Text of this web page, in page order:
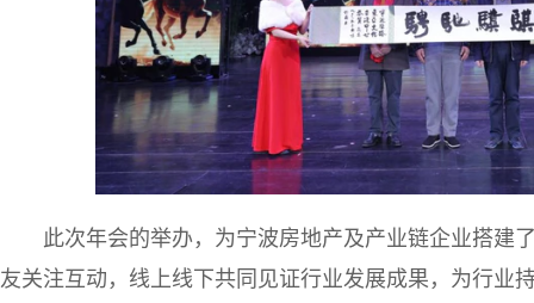
此次年会的举办，为宁波房地产及产业链企业搭建
友关注互动，线上线下共同见证行业发展成果，为行业